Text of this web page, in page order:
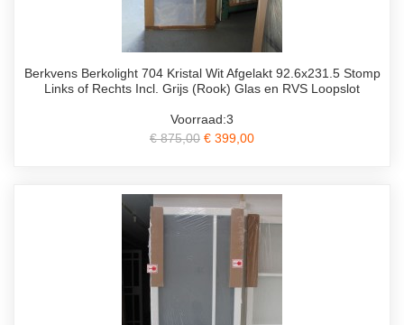
Berkvens Berkolight 704 Kristal Wit Afgelakt 92.6x231.5 Stomp
Links of Rechts Incl. Grijs (Rook) Glas en RVS Loopslot
Voorraad:3
€ 875,00 € 399,00